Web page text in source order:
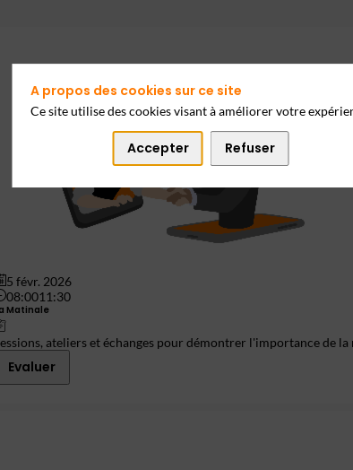
5 févr. 2026
08:0011:30
Matinale
ateliers et échanges pour démontrer l'importance de
Evaluer
A propos des cookies sur ce site
Ce site utilise des cookies visant à améliorer votre
Accepter Refuser